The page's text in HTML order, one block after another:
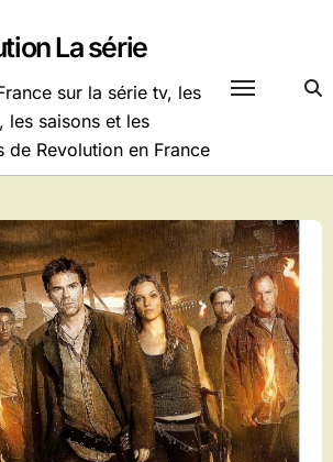
La série
sur la série tv, les
les saisons et les
de Revolution en France